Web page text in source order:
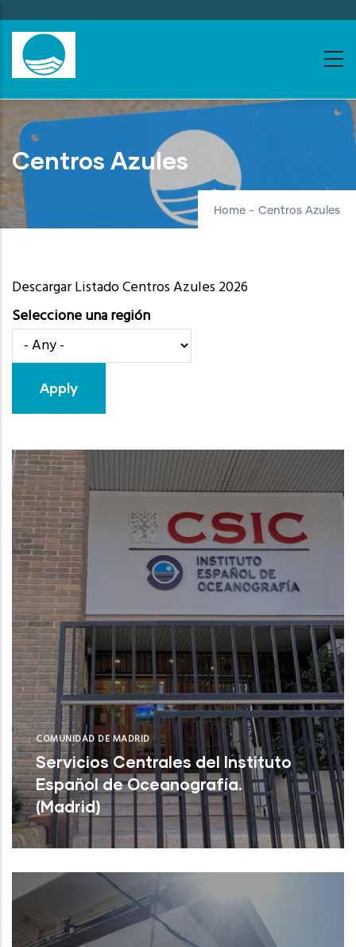
to
main
content
Centros Azules
Home - Centros Azules
Descargar Listado Centros Azules 2026
Seleccione una región
COMUNIDAD DE MADRID
Servicios Centrales del Instituto
Español de Oceanografía.
(Madrid)
Servicios Centrales del Instituto Español
de Oceanografía. (Madrid)NUEVO